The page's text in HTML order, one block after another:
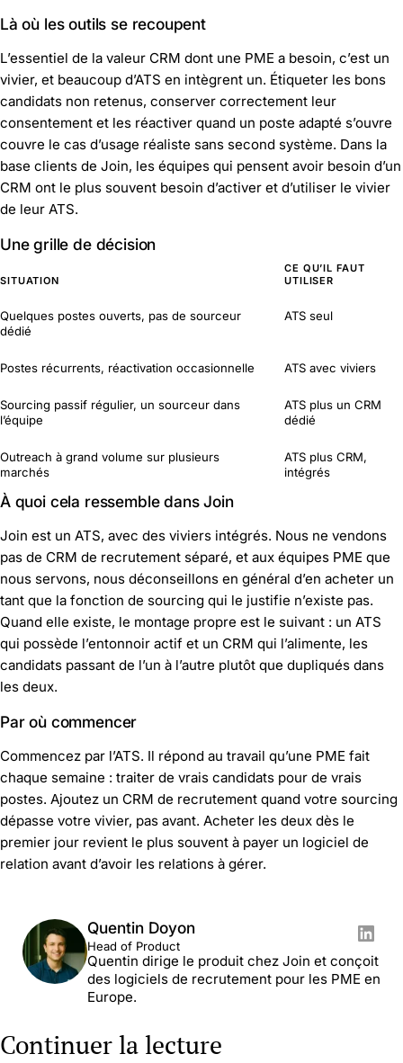
Là où les outils se recoupent
L’essentiel de la valeur CRM dont une PME a besoin, c’est un
vivier, et beaucoup d’ATS en intègrent un. Étiqueter les bons
candidats non retenus, conserver correctement leur
consentement et les réactiver quand un poste adapté s’ouvre
couvre le cas d’usage réaliste sans second système. Dans la
base clients de Join, les équipes qui pensent avoir besoin d’un
CRM ont le plus souvent besoin d’activer et d’utiliser le vivier
de leur ATS.
Une grille de décision
SITUATION
CE QU’IL FAUT
UTILISER
Quelques postes ouverts, pas de sourceur
dédié
ATS seul
Postes récurrents, réactivation occasionnelle ATS avec viviers
Sourcing passif régulier, un sourceur dans
l’équipe
ATS plus un CRM
dédié
Outreach à grand volume sur plusieurs
marchés
ATS plus CRM,
intégrés
À quoi cela ressemble dans Join
Join est un ATS, avec des viviers intégrés. Nous ne vendons
pas de CRM de recrutement séparé, et aux équipes PME que
nous servons, nous déconseillons en général d’en acheter un
tant que la fonction de sourcing qui le justifie n’existe pas.
Quand elle existe, le montage propre est le suivant : un ATS
qui possède l’entonnoir actif et un CRM qui l’alimente, les
candidats passant de l’un à l’autre plutôt que dupliqués dans
les deux.
Par où commencer
Commencez par l’ATS. Il répond au travail qu’une PME fait
chaque semaine : traiter de vrais candidats pour de vrais
postes. Ajoutez un CRM de recrutement quand votre sourcing
dépasse votre vivier, pas avant. Acheter les deux dès le
premier jour revient le plus souvent à payer un logiciel de
relation avant d’avoir les relations à gérer.
Quentin Doyon
Head of Product
Quentin dirige le produit chez Join et conçoit
des logiciels de recrutement pour les PME en
Europe.
Continuer la lecture